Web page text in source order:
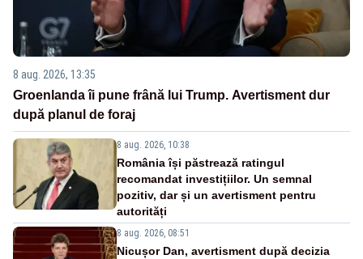
8 aug. 2026, 13:35
Groenlanda îi pune frână lui Trump. Avertisment dur
după planul de foraj
8 aug. 2026, 10:38
România își păstrează ratingul
recomandat investițiilor. Un semnal
pozitiv, dar și un avertisment pentru
autorități
8 aug. 2026, 08:51
Nicușor Dan, avertisment după decizia